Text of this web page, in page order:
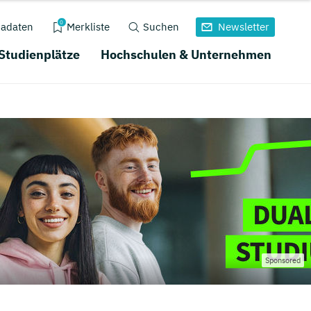
0 Merkliste Suchen Newsletter
Hochschulen & Unternehmen
Sponsored